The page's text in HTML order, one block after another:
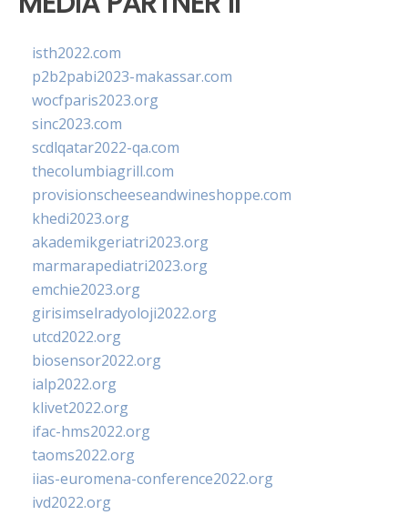
isth2022.com
p2b2pabi2023-makassar.com
wocfparis2023.org
sinc2023.com
scdlqatar2022-qa.com
thecolumbiagrill.com
provisionscheeseandwineshoppe.com
khedi2023.org
akademikgeriatri2023.org
marmarapediatri2023.org
emchie2023.org
girisimselradyoloji2022.org
utcd2022.org
biosensor2022.org
ialp2022.org
klivet2022.org
ifac-hms2022.org
taoms2022.org
iias-euromena-conference2022.org
ivd2022.org